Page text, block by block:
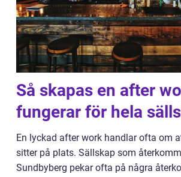
Så skapas en after
fungerar för hela
En lyckad after work handlar ofta om
sitter på plats. Sällskap som
Sundbyberg pekar ofta på några